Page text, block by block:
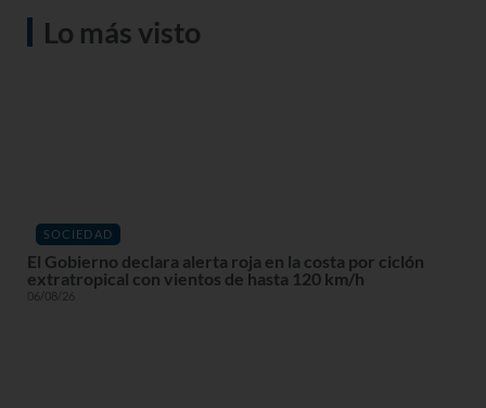
Lo más visto
SOCIEDAD
El Gobierno declara alerta roja en la costa por ciclón
extratropical con vientos de hasta 120 km/h
06/08/26